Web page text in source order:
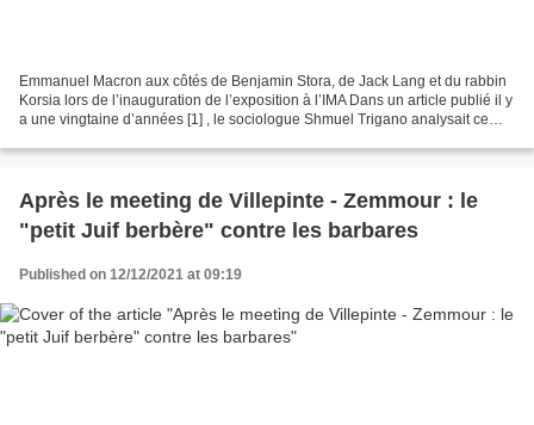
Emmanuel Macron aux côtés de Benjamin Stora, de Jack Lang et du rabbin
Korsia lors de l’inauguration de l’exposition à l’IMA Dans un article publié il y
a une vingtaine d’années [1] , le sociologue Shmuel Trigano analysait ce
Après le meeting de Villepinte - Zemmour : le
"petit Juif berbère" contre les barbares
Published on 12/12/2021 at 09:19